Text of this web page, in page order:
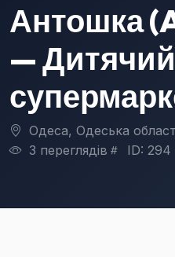
Антошка
— Дитячий
Одеса, Одеська
3 переглядів
ID: 294